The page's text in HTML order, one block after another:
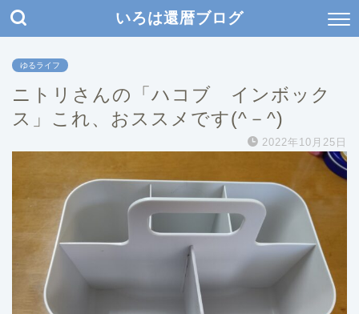
いろは還暦ブログ
ゆるライフ
ニトリさんの「ハコブ インボック
ス」これ、おススメです(^－^)
2022年10月25日